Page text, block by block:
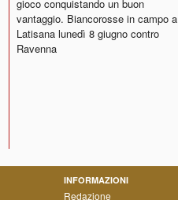
gioco conquistando un buon
vantaggio. Biancorosse in campo a
Latisana lunedì 8 giugno contro
Ravenna
INFORMAZIONI
Redazione